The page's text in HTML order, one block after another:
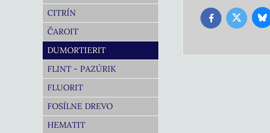
FacebookTwitter
CITRÍN
ČAROIT
DUMORTIERIT
FLINT - PAZÚRIK
FLUORIT
FOSÍLNE DREVO
HEMATIT